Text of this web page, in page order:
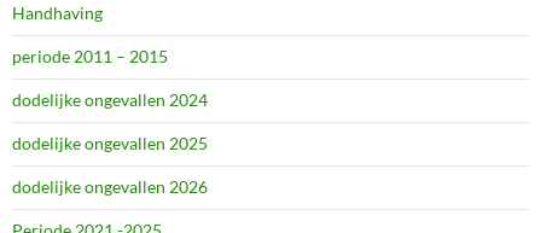
Handhaving
periode 2011 – 2015
dodelijke ongevallen 2024
dodelijke ongevallen 2025
dodelijke ongevallen 2026